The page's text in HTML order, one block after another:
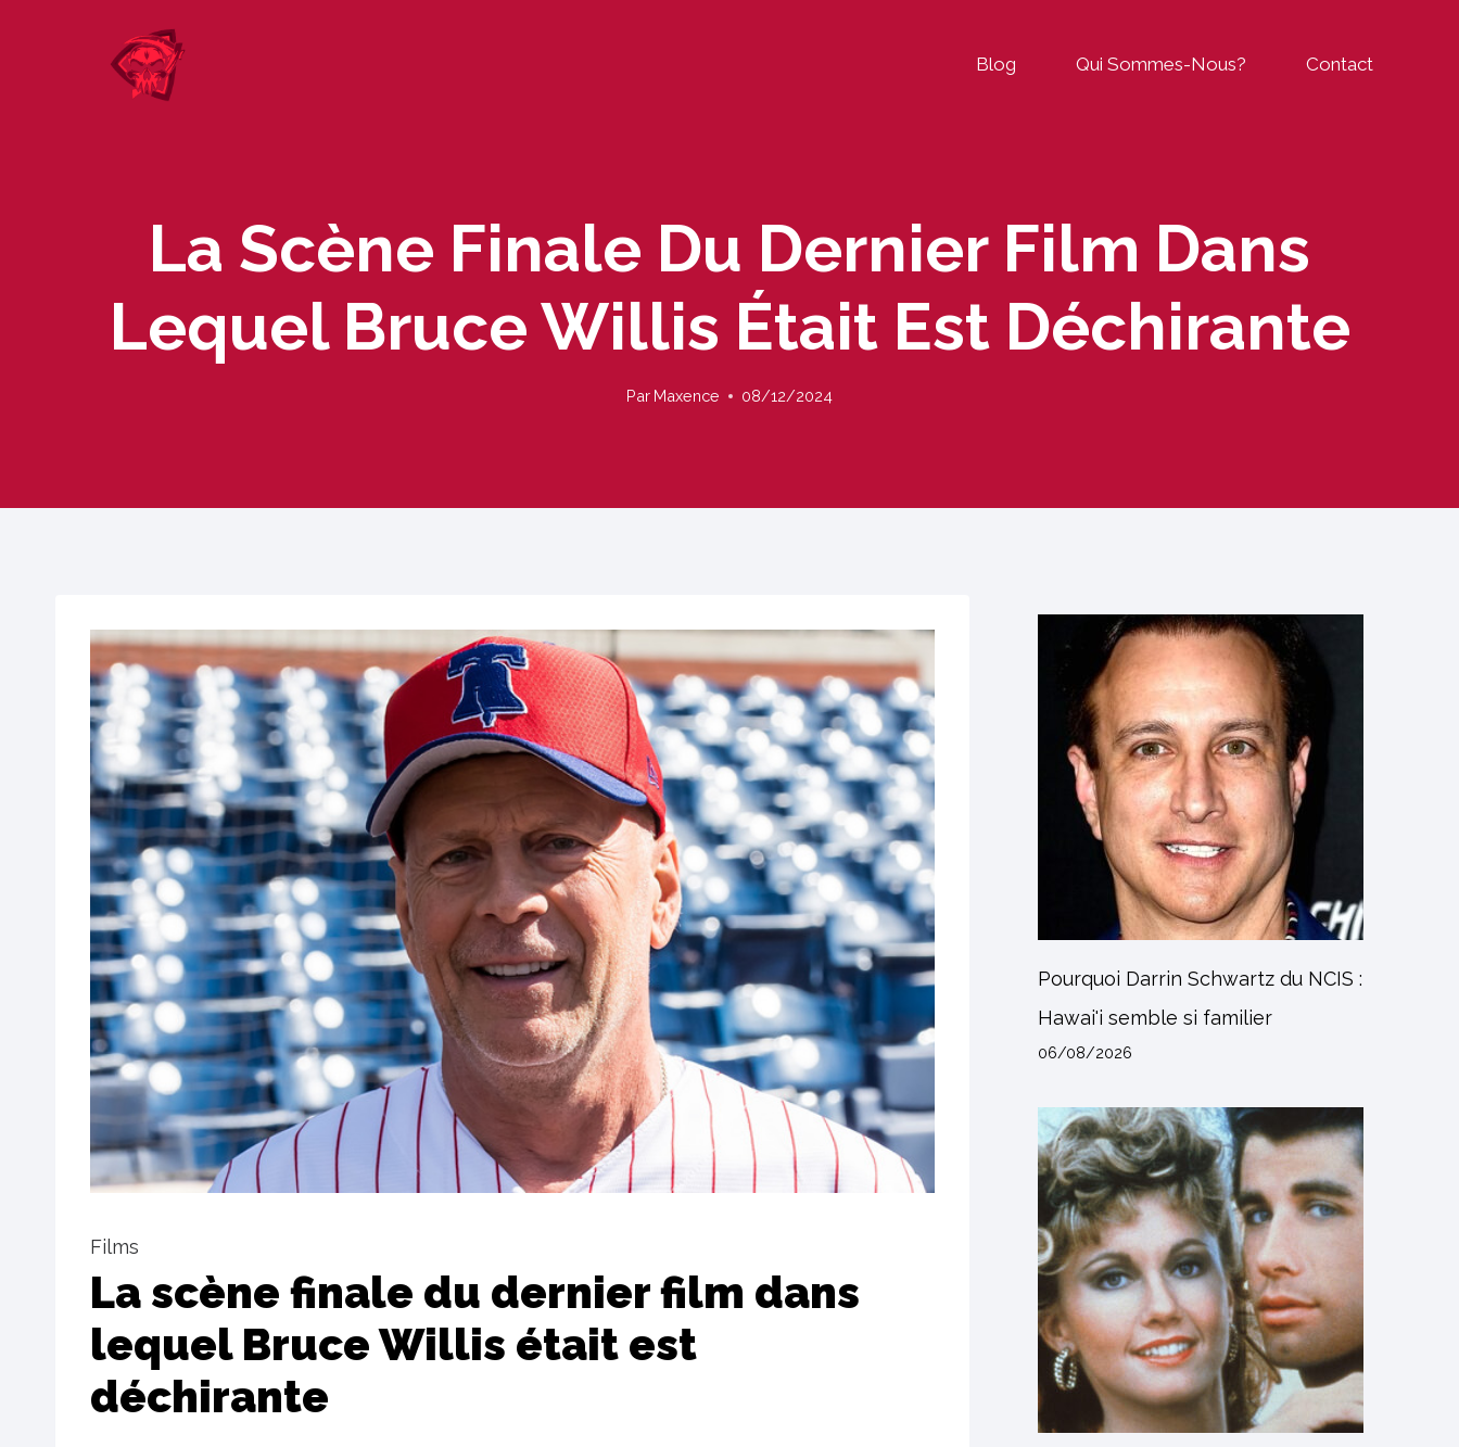
Blog Qui Sommes-Nous? Contact
La Scène Finale Du Dernier Film Dans
Lequel Bruce Willis Était Est Déchirante
Par Maxence 08/12/2024
Films
La scène finale du dernier film dans
lequel Bruce Willis était est
déchirante
Pourquoi Darrin Schwartz du NCIS :
Hawai'i semble si familier
06/08/2026